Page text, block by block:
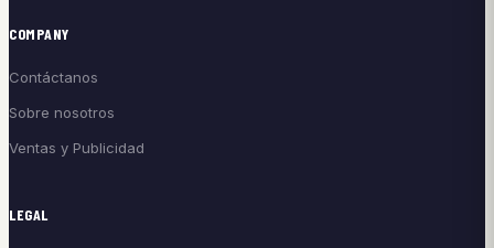
COMPANY
Contáctanos
Sobre nosotros
Ventas y Publicidad
LEGAL